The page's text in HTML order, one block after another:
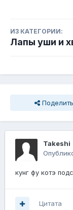
ИЗ КАТЕГОРИИ:
Лапы уши и
Takeshi
кунг фу котэ
Цитата